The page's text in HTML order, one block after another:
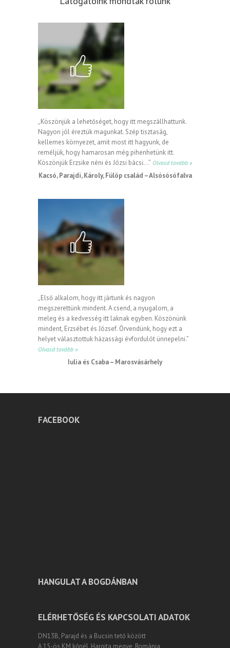
„Köszönjük a lehetőséget, hogy itt megszállhattunk.
Nagyon jól éreztük magunkat. Szép tisztaság,
kellemes környezet, amit most itt hagyunk, de
reméljük, hogy hamarosan még pihenhetünk itt.
Köszönjük Erzsike néni és Józsi bácsi…” Olvasd tovább »
Kacsó, Parajdi, Károly, Fülöp család – Alsósósófalva
„Első alkalom, hogy itt jártunk és nagyon
megszerettünk mindent. A csend, a nyugalom, a
meleg és a kedvesség itt laknak egyben. Köszönünk
mindent, Erzsébet és József. Örvendünk, hogy ezt a
helyet választottuk házassági évfordulót ünnepelni.”
Olvasd tovább »
Iulia és Csaba – Marosvásárhely
FACEBOOK
HANGULAT A BOGDÁNBAN
ELÉRHETŐSÉG ÉS KAPCSOLATI ADATOK
DN13B, Parajd és a Bucsin tető között
A 15-ös KM kőnél, Hargita megye, Románia